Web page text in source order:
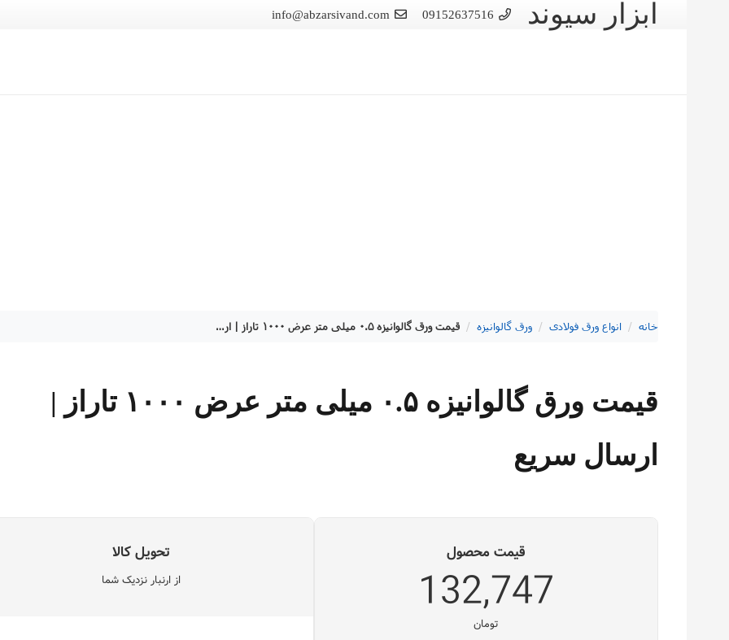
ابزار سیوند 09152637516
info@abzarsivand.com
خانه / انواع ورق فولادی / ورق گالوانیزه / قیمت ورق گالوانیزه ۰.۵ میلی متر عرض ۱۰۰۰ تاراز | ارسال سریع
قیمت ورق گالوانیزه ۰.۵ میلی متر عرض ۱۰۰۰ تاراز |
ارسال سریع
قیمت محصول
132,747
تومان
تحویل کالا
از ارنبار نزدیک شما